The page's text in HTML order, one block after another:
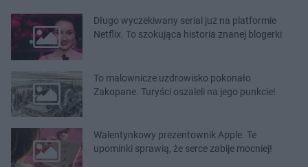
Długo wyczekiwany serial już na platformie
Netflix. To szokująca historia znanej blogerki
To malownicze uzdrowisko pokonało
Zakopane. Turyści oszaleli na jego punkcie!
Walentynkowy prezentownik Apple. Te
upominki sprawią, że serce zabije mocniej!